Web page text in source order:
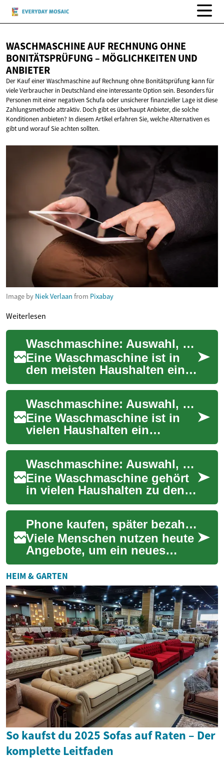
WASCHMASCHINE AUF RECHNUNG OHNE
BONITÄTSPRÜFUNG – MÖGLICHKEITEN UND
ANBIETER
Der Kauf einer Waschmaschine auf Rechnung ohne Bonitätsprüfung kann für
viele Verbraucher in Deutschland eine interessante Option sein. Besonders für
Personen mit einer negativen Schufa oder unsicherer finanzieller Lage ist diese
Zahlungsmethode attraktiv. Doch gibt es überhaupt Anbieter, die solche
Konditionen anbieten? In diesem Artikel erfahren Sie, welche Alternativen es
gibt und worauf Sie achten sollten.
Image by Niek Verlaan from Pixabay
Weiterlesen
Waschmaschine: Auswahl, Bedienkomfort und Sicherheit im Alltag
Eine Waschmaschine ist in
den meisten Haushalten ein
zentrales Haushaltsgerät und
beeinflusst Alltag, Sicherheit
und ...
Waschmaschine: Auswahl, Bedienung und Sicherheit für Senioren
Eine Waschmaschine ist in
vielen Haushalten ein
unverzichtbares
Haushaltsgerät. Für Senioren
und ältere Menschen spie... Waschmaschine: Auswahl, Bedienung und Alltagstauglichkeit
Eine Waschmaschine gehört
in vielen Haushalten zu den
wichtigsten
Haushaltsgeräten. Sie
erleichtert den Alltag erhebl...
Phone kaufen, später bezahlen: Optionen, Kosten und Hinweise
Viele Menschen nutzen heute
Angebote, um ein neues
Phone zu kaufen und die
Kosten auf mehrere Monate
zu verteilen. So...
HEIM & GARTEN
So kaufst du 2025 Sofas auf Raten – Der
komplette Leitfaden